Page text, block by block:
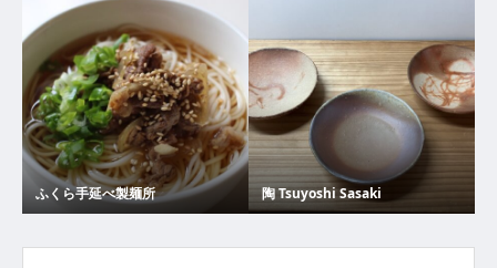
ふくら手延べ製麺所 陶 Tsuyoshi Sasaki